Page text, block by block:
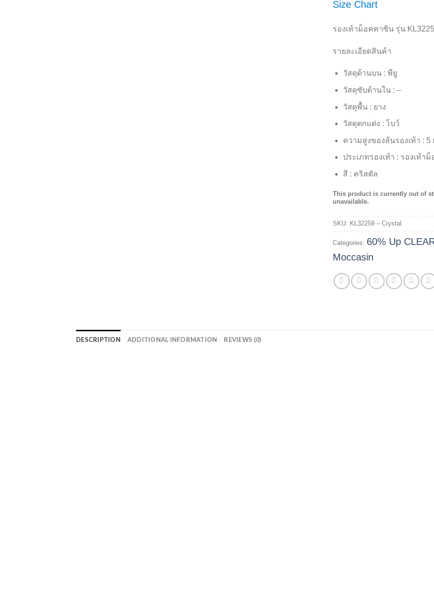
Size Chart
รองเท้าม็อคคาซิน รุ่น
รายละเอียดสินค้า
วัสดุด้านบน : พียู
วัสดุซับด้านใน : –
วัสดุพื้น : ยาง
วัสดุตกแต่ง : โบว์
ความสูงของส้นรองเท้า : 5
ประเภทรองเท้า : รองเท้า
สี : คริสตัล
This product is currently out of
unavailable.
SKU: KL32259 – Crystal
Categories: 60% Up
Moccasin
DESCRIPTION ADDITIONAL INFORMATION REVIEWS (0)